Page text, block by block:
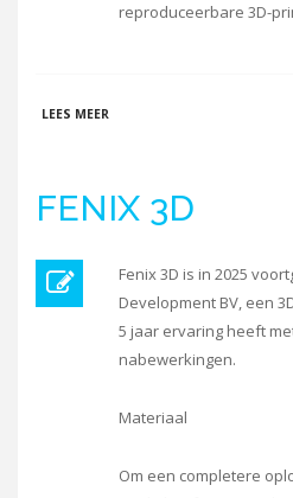
reproduceerbare 3D-
LEES MEER
FENIX 3D
Fenix 3D is in 2025
Development BV, een
5 jaar ervaring heeft
nabewerkingen.
Materiaal
Om een completere